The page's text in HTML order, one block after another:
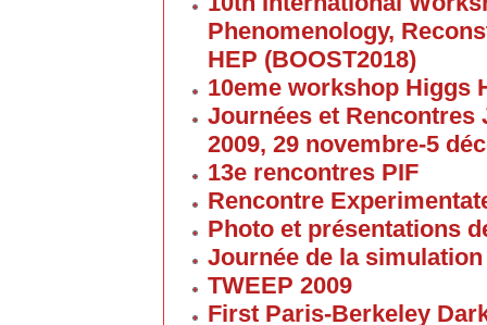
Phenomenology,
HEP (BOOST2018)
10eme workshop Higgs
Journées et Rencontres
2009, 29 novembre-5
13e rencontres PIF
Rencontre
Photo et présentations
Journée de la simulation
TWEEP 2009
First Paris-Berkeley